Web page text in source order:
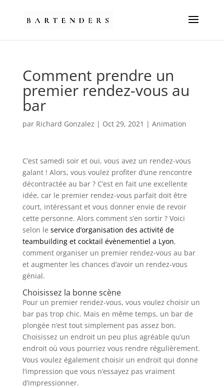
Comment prendre un
premier rendez-vous au
bar
par Richard Gonzalez | Oct 29, 2021 | Animation
C’est samedi soir et oui, vous avez un rendez-vous
galant ! Alors, vous voulez profiter d’une rencontre
décontractée au bar ? C’est en fait une excellente
idée, car le premier rendez-vous parfait doit être
court, intéressant et vous donner envie de revoir
cette personne. Alors comment s’en sortir ? Voici
selon le service d’organisation des activité de
teambuilding et cocktail évènementiel a Lyon,
comment organiser un premier rendez-vous au bar
et augmenter les chances d’avoir un rendez-vous
génial.
Choisissez la bonne scène
Pour un premier rendez-vous, vous voulez choisir un
bar pas trop chic. Mais en même temps, un bar de
plongée n’est tout simplement pas assez bon.
Choisissez un endroit un peu plus agréable qu’un
endroit où vous pourriez vous rendre régulièrement.
Vous voulez également choisir un endroit qui donne
l’impression que vous n’essayez pas vraiment
d’impressionner.